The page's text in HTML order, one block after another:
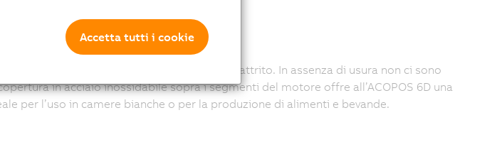
senza alcun contatto meccanico né attrito. In assenza di usura non ci sono
in acciaio inossidabile sopra i segmenti del motore offre all’ACOPOS 6D una
per l’uso in camere bianche o per la produzione di alimenti e bevande.
Accetta tutti i cookie